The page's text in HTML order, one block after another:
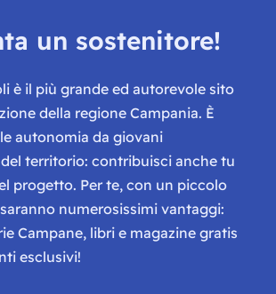
un sostenitore!
è il più grande ed autorevole sito
della regione Campania. È
autonomia da giovani
territorio: contribuisci anche tu
progetto. Per te, con un piccolo
numerosissimi vantaggi:
Campane, libri e magazine gratis
esclusivi!